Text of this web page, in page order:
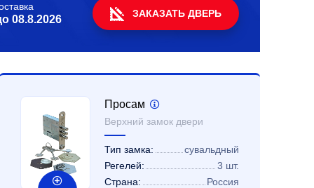
08.8.2026 ЗАКАЗАТЬ ДВЕРЬ
Просам
Верхний замок двери
Тип замка:
сувальдный
Регелей:
3 шт.
Страна:
Россия